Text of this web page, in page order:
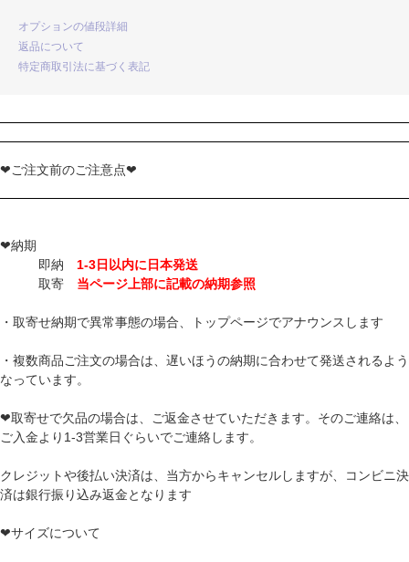
オプションの値段詳細
返品について
特定商取引法に基づく表記
❤ご注文前のご注意点❤
❤納期
即納 1-3日以内に日本発送
取寄 当ページ上部に記載の納期参照
・取寄せ納期で異常事態の場合、トップページでアナウンスします
・複数商品ご注文の場合は、遅いほうの納期に合わせて発送されるよう
なっています。
❤取寄せで欠品の場合は、ご返金させていただきます。そのご連絡は、
ご入金より1-3営業日ぐらいでご連絡します。
クレジットや後払い決済は、当方からキャンセルしますが、コンビニ決
済は銀行振り込み返金となります
❤サイズについて